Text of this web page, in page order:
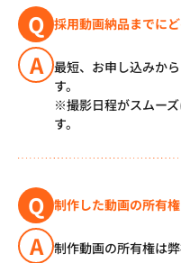
Q 採用動画納品までに
A
最短、お申し込みか
す。
※撮影日程がスムー
す。
Q 制作した動画の所有
A 制作動画の所有権は弊